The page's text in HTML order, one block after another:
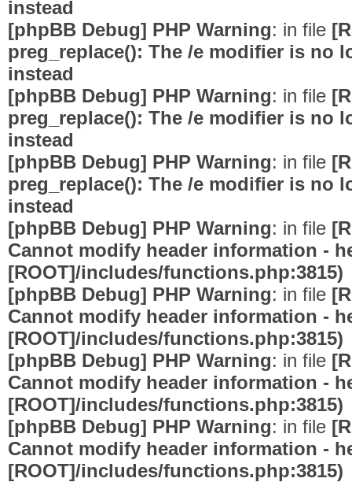
instead
[phpBB Debug] PHP Warning: in file
preg_replace(): The /e modifier is no
instead
[phpBB Debug] PHP Warning: in file
preg_replace(): The /e modifier is no
instead
[phpBB Debug] PHP Warning: in file
preg_replace(): The /e modifier is no
instead
[phpBB Debug] PHP Warning: in file
Cannot modify header information -
[ROOT]/includes/functions.php:3815)
[phpBB Debug] PHP Warning: in file
Cannot modify header information -
[ROOT]/includes/functions.php:3815)
[phpBB Debug] PHP Warning: in file
Cannot modify header information -
[ROOT]/includes/functions.php:3815)
[phpBB Debug] PHP Warning: in file
Cannot modify header information -
[ROOT]/includes/functions.php:3815)